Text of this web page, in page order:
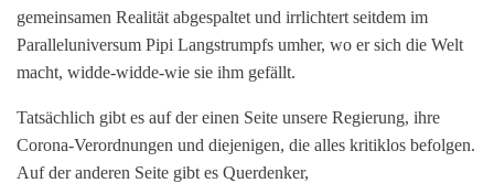
gemeinsamen Realität abgespaltet und irrlichtert seitdem im
Paralleluniversum Pipi Langstrumpfs umher, wo er sich die Welt
macht, widde-widde-wie sie ihm gefällt.
Tatsächlich gibt es auf der einen Seite unsere Regierung, ihre
Corona-Verordnungen und diejenigen, die alles kritiklos befolgen.
Auf der anderen Seite gibt es Querdenker,